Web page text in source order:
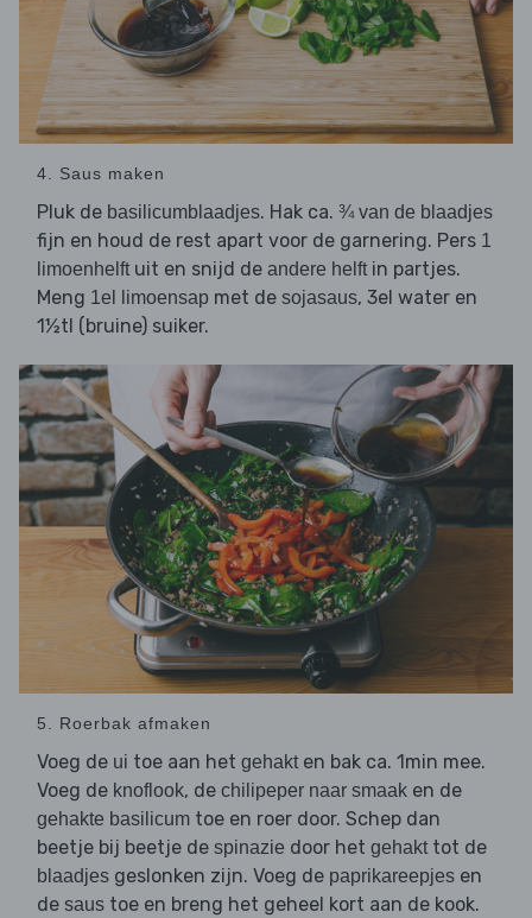
4. Saus maken
Pluk de basilicumblaadjes. Hak ca. ¾ van de blaadjes
fijn en houd de rest apart voor de garnering. Pers 1
limoenhelft uit en snijd de andere helft in partjes.
Meng 1el limoensap met de sojasaus, 3el water en
1½tl (bruine) suiker.
5. Roerbak afmaken
Voeg de ui toe aan het gehakten bak ca. 1min mee.
Voeg de knoflook, de chilipeper naar smaak en de
gehakte basilicum toe en roer door. Schep dan
beetje bij beetje de spinazie door het gehakttot de
blaadjes geslonken zijn. Voeg de paprikareepjes en
de saus toe en breng het geheel kort aan de kook.